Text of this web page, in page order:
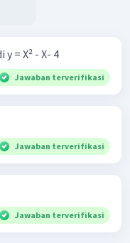
= X² - X- 4
Jawaban terverifikasi
Jawaban terverifikasi
Jawaban terverifikasi